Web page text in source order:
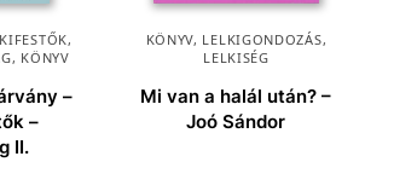
,
, KÖNYV
–
–
II.
KÖNYV, LELKIGONDOZÁS,
LELKISÉG
Mi van a halál után? –
Joó Sándor